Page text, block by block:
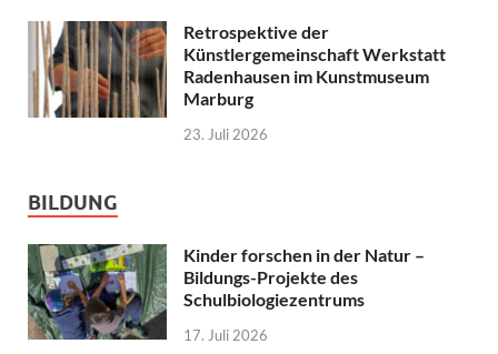
Retrospektive der
Künstlergemeinschaft Werkstatt
Radenhausen im Kunstmuseum
Marburg
23. Juli 2026
BILDUNG
Kinder forschen in der Natur –
Bildungs-Projekte des
Schulbiologiezentrums
17. Juli 2026